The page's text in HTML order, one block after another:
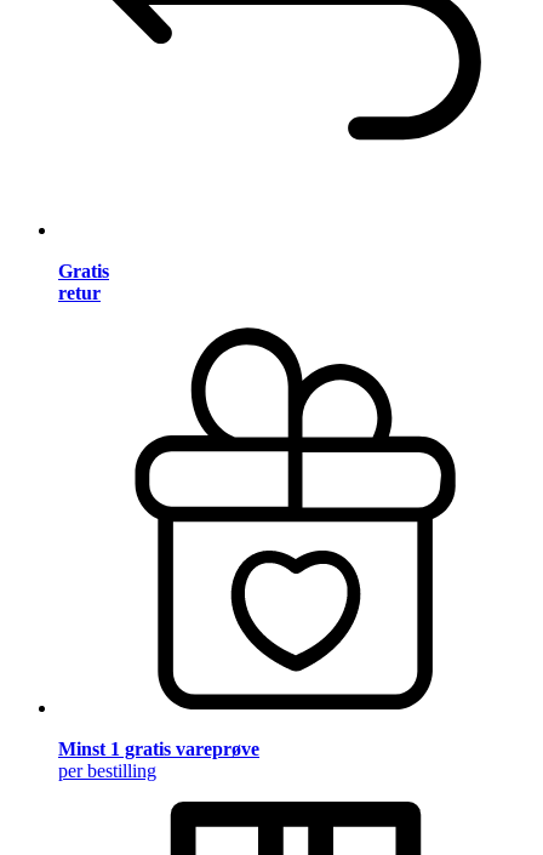
Gratis
retur
Minst 1 gratis vareprøve
per bestilling